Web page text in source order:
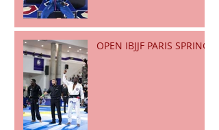
OPEN IBJJF PARIS SPRING